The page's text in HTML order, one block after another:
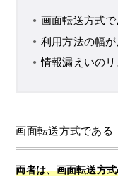
画面転送方式で
利用方法の幅が
情報漏えいの
画面転送方式である
両者は、画面転送方